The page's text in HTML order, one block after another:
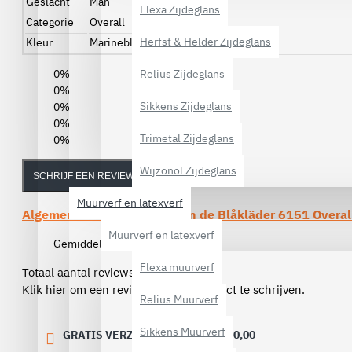
Flexa Zijdeglans
Herfst & Helder Zijdeglans
Relius Zijdeglans
Sikkens Zijdeglans
Trimetal Zijdeglans
Wijzonol Zijdeglans
Muurverf en latexverf
Muurverf en latexverf
Flexa muurverf
Relius Muurverf
Sikkens Muurverf
Categorie
Overall
Kleur
Marineblauw, Zwart
0%
0%
0%
0%
0%
SCHRIJF EEN REVIEW
Algemene beoordelingen van de Blåkläder 6151
Gemiddelde beoordeling:(0)
Totaal aantal reviews (0)
Klik hier om een review over dit product te schrijven.
GRATIS VERZENDING VANAF € 40,00